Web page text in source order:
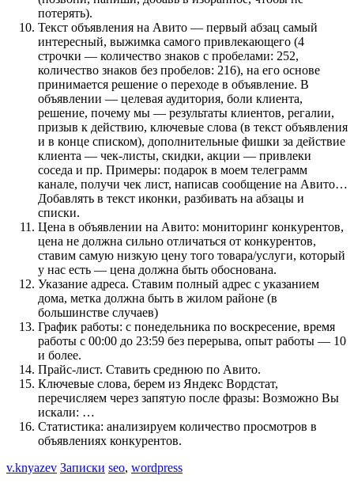
потерять).
Текст объявления на Авито — первый абзац самый
интересный, выжимка самого привлекающего (4
строчки — количество знаков с пробелами: 252,
количество знаков без пробелов: 216), на его основе
принимается решение о переходе в объявление. В
объявлении — целевая аудитория, боли клиента,
решение, почему мы — результаты клиентов, регалии,
призыв к действию, ключевые слова (в текст объявления
и в конце списком), дополнительные фишки за действие
клиента — чек-листы, скидки, акции — привлеки
соседа и пр. Примеры: подарок в моем телеграмм
канале, получи чек лист, написав сообщение на Авито…
Добавлять в текст иконки, разбивать на абзацы и
списки.
Цена в объявлении на Авито: мониторинг конкурентов,
цена не должна сильно отличаться от конкурентов,
ставим самую низкую цену того товара/услуги, который
у нас есть — цена должна быть обоснована.
Указание адреса. Ставим полный адрес с указанием
дома, метка должна быть в жилом районе (в
большинстве случаев)
График работы: с понедельника по воскресение, время
работы с 00:00 до 23:59 без перерыва, опыт работы — 10
и более.
Прайс-лист. Ставить среднюю по Авито.
Ключевые слова, берем из Яндекс Вордстат,
перечисляем через запятую после фразы: Возможно Вы
искали: …
Статистика: анализируем количество просмотров в
объявлениях конкурентов.
v.knyazev Записки seo, wordpress